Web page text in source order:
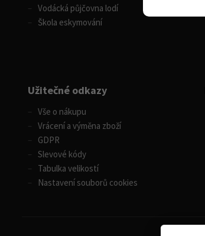
Vodácká půjčovna lodí
Škola eskymování
Užitečné odkazy
Vše o nákupu
Vrácení a výměna zboží
GDPR
Slevové kódy
Tabulka velikostí
Nastavení souborů cookies